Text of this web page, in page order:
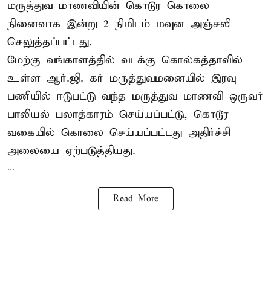
மருத்துவ மாணவியின் கொடூர கொலை
நினைவாக இன்று 2 நிமிடம் மவுன அஞ்சலி
செலுத்தப்பட்டது.
மேற்கு வங்காளத்தில் வடக்கு கொல்கத்தாவில்
உள்ள ஆர்.ஜி. கர் மருத்துவமனையில் இரவு
பணியில் ஈடுபட்டு வந்த மருத்துவ மாணவி ஒருவர்
பாலியல் பலாத்காரம் செய்யப்பட்டு, கொடூர
வகையில் கொலை செய்யப்பட்டது அதிர்ச்சி
அலையை ஏற்படுத்தியது.
...
Read More